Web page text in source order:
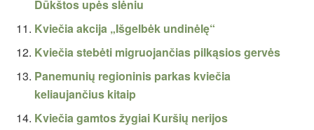
Dūkštos upės slėniu
Kviečia akcija „Išgelbėk undinėlę“
Kviečia stebėti migruojančias pilkąsios gervės
Panemunių regioninis parkas kviečia
keliaujančius kitaip
Kviečia gamtos žygiai Kuršių nerijos